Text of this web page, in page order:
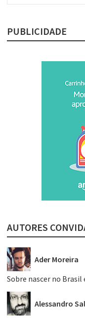
PUBLICIDADE
AUTORES
Ader Moreira
Sobre nascer no
Alessandro